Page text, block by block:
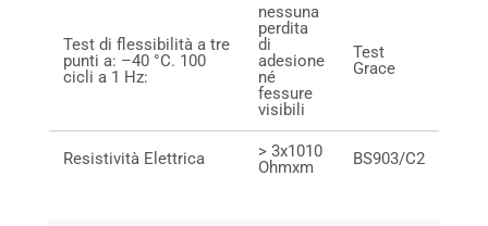
Test di flessibilità a tre
punti a: –40 °C. 100
cicli a 1 Hz:
nessuna
perdita
di
adesione
né
fessure
visibili
Test
Grace
Resistività Elettrica
> 3x1010
Ohmxm
BS903/C2